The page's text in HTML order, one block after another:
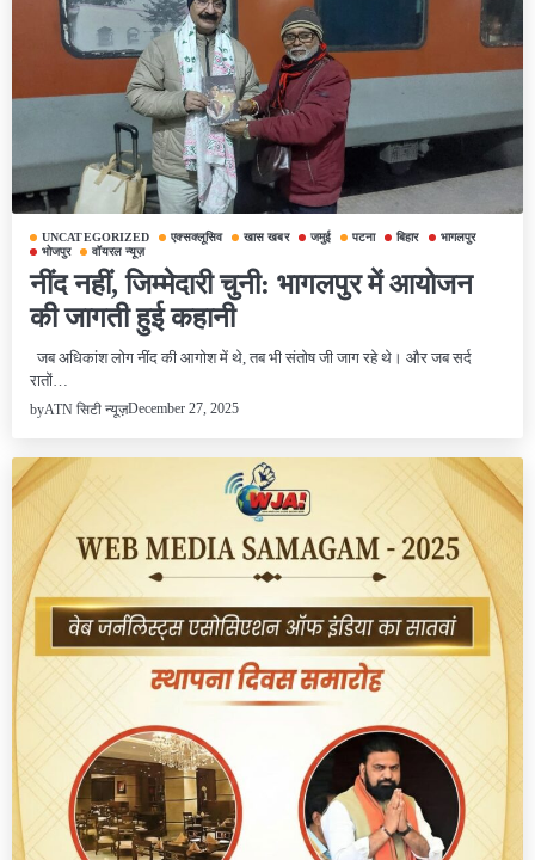
UNCATEGORIZED एक्सक्लूसिव खास खबर जमुई पटना बिहार
भागलपुर
भोजपुर
वॉयरल न्यूज़
नींद नहीं, जिम्मेदारी चुनी: भागलपुर में आयोजन
की जागती हुई कहानी
जब अधिकांश लोग नींद की आगोश में थे, तब भी संतोष जी जाग रहे थे। और जब सर्द
रातों…
byATN सिटी न्यूज़December 27, 2025